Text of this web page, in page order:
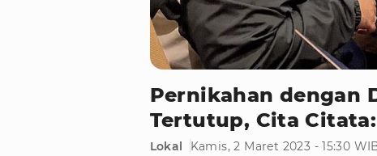
Pernikahan dengan
Tertutup, Cita
Lokal
Kamis, 2 Maret 2023 - 15:30